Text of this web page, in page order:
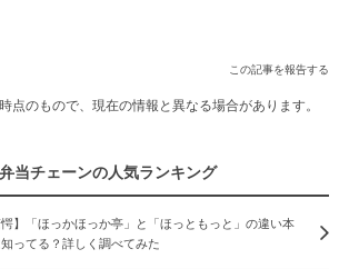
この記事を報告する
点のもので、現在の情報と異なる場合があります。
当チェーンの人気ランキング
愕】「ほっかほっか亭」と「ほっともっと」の違い本
ってる？詳しく調べてみた